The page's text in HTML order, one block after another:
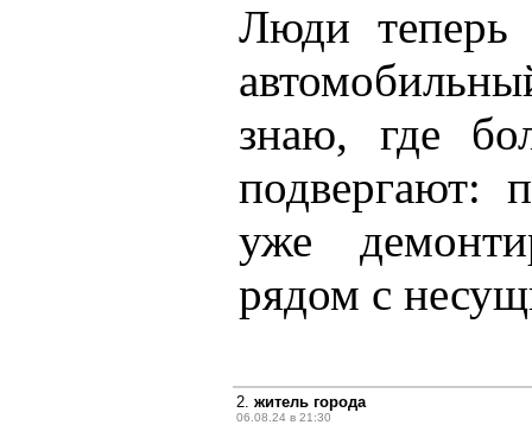
Люди теперь
знаю, где
подвергают:
уже
рядом с
2. житель города
06.08.24 в 21:30